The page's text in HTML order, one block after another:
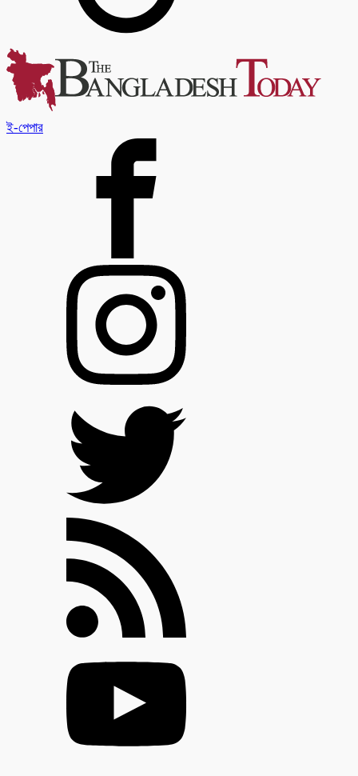
ই-পেপার